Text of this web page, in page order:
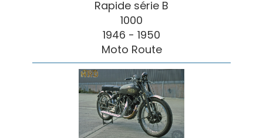
Rapide série B
1000
1946 - 1950
Moto Route